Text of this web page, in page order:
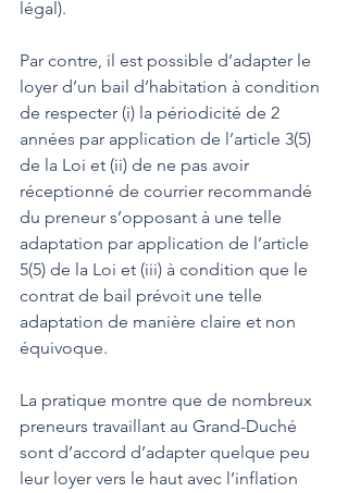
légal).
Par contre, il est possible d’adapter le
loyer d’un bail d’habitation à condition
de respecter (i) la périodicité de 2
années par application de l’article 3(5)
de la Loi et (ii) de ne pas avoir
réceptionné de courrier recommandé
du preneur s’opposant à une telle
adaptation par application de l’article
5(5) de la Loi et (iii) à condition que le
contrat de bail prévoit une telle
adaptation de manière claire et non
équivoque.
La pratique montre que de nombreux
preneurs travaillant au Grand-Duché
sont d’accord d’adapter quelque peu
leur loyer vers le haut avec l’inflation